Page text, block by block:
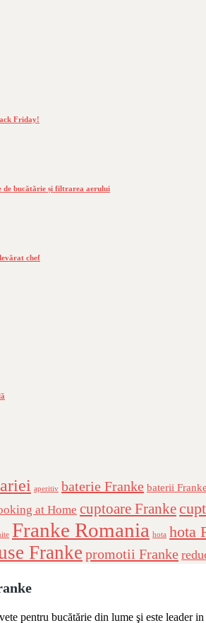
Friday!
de bucătărie și filtrarea aerului
chef
aperitiv baterie Franke baterii Franke
at Home cuptoare Franke
Franke Romania hota hota
Franke promotii Franke
pentru bucătărie din lume şi este